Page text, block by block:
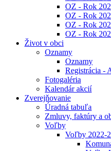
OZ - Rok
OZ - Rok
OZ - Rok
OZ - Rok
Život v obci
Oznamy
Oznamy
Registrácia -
Fotogaléria
Kalendár akcií
Zverejňovanie
Úradná tabuľa
Zmluvy, faktúry a
Voľby
Voľby 2022-